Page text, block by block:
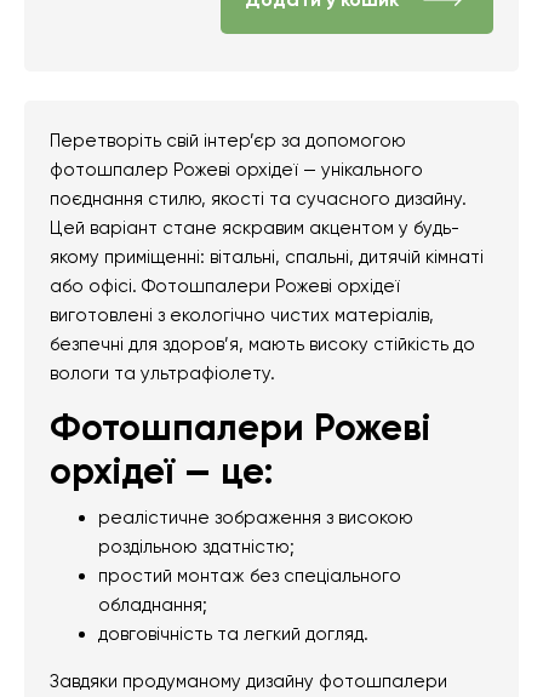
Перетворіть свій інтер’єр за допомогою
фотошпалер Рожеві орхідеї — унікального
поєднання стилю, якості та сучасного дизайну.
Цей варіант стане яскравим акцентом у будь-
якому приміщенні: вітальні, спальні, дитячій кімнаті
або офісі. Фотошпалери Рожеві орхідеї
виготовлені з екологічно чистих матеріалів,
безпечні для здоров’я, мають високу стійкість до
вологи та ультрафіолету.
Фотошпалери Рожеві
орхідеї — це:
реалістичне зображення з високою
роздільною здатністю;
простий монтаж без спеціального
обладнання;
довговічність та легкий догляд.
Завдяки продуманому дизайну фотошпалери